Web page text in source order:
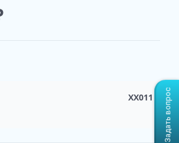
XX011 Задать вопрос